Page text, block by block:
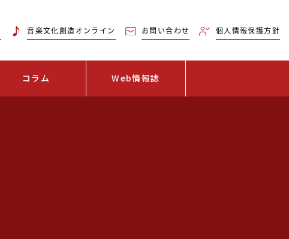
音楽文化創造オンライン お問い合わせ 個人情報保護方針
コラム Web情報誌